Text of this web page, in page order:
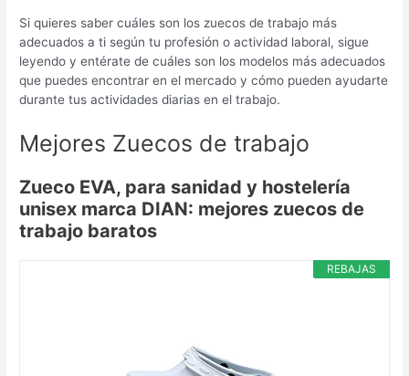
Si quieres saber cuáles son los zuecos de trabajo más
adecuados a ti según tu profesión o actividad laboral, sigue
leyendo y entérate de cuáles son los modelos más adecuados
que puedes encontrar en el mercado y cómo pueden ayudarte
durante tus actividades diarias en el trabajo.
Mejores Zuecos de trabajo
Zueco EVA, para sanidad y hostelería
unisex marca DIAN: mejores zuecos de
trabajo baratos
REBAJAS